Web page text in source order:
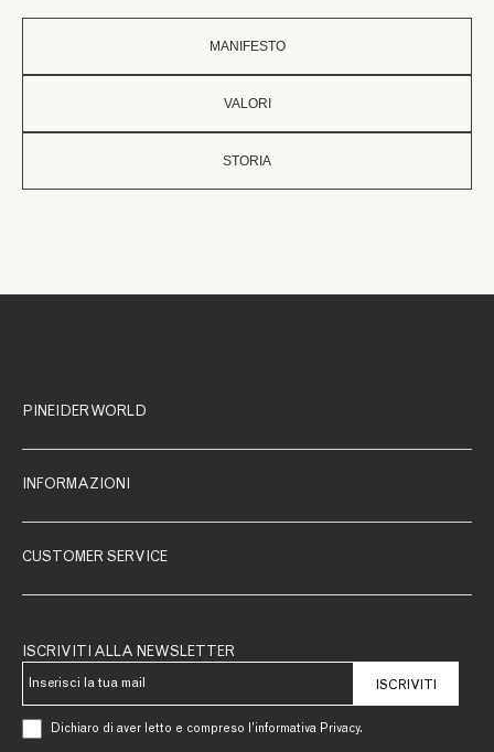
MANIFESTO
VALORI
STORIA
PINEIDER WORLD
INFORMAZIONI
CUSTOMER SERVICE
ISCRIVITI ALLA NEWSLETTER
ISCRIVITI
Dichiaro di aver letto e compreso l’informativa Privacy.